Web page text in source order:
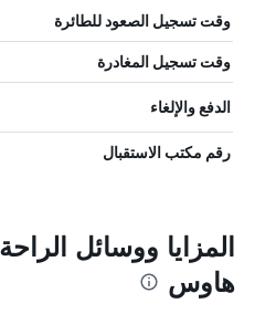
وقت تسجيل الصعود للطائرة
وقت تسجيل المغادرة
الدفع والإلغاء
رقم مكتب الاستقبال
المزايا ووسائل
هاوس